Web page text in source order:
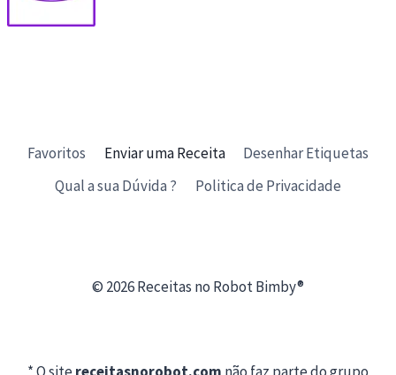
Favoritos Enviar uma Receita
Desenhar Etiquetas
Qual a sua Dúvida ?
Politica de Privacidade
© 2026 Receitas no Robot Bimby®